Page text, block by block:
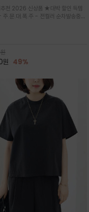
감도가 살아나는 베라노바 스
셔츠
천 2026 신상품 ★대박 할인 득템
.문.대.폭.주 - 전컬러 순차발송중
과 경쾌한 기장감이 자연스럽게 체형
티지한 레터링 프린트가 은근한 포인
님이나 린넨 팬츠와 감
원
원 49%